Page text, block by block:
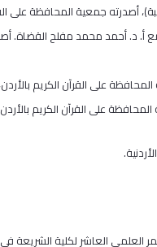
أ. د. أحمد محمد مفلح القضاة.
العلمي العاشر لكلية الشريعة